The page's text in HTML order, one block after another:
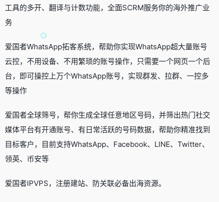
工具的多开、翻译与计数功能，全面SCRM服务你的海外推广业
务
爱国者WhatsApp拓客系统，帮助你实现WhatsApp超大量账号
云控，不用设备、不用繁琐的账号操作，只需要一个网页一个后
台，即可操控上万个WhatsApp账号，实现群发、拉群、一控多
等操作
爱国者全球筛号，帮你生成全球任意地区号码，并筛出热门社交
媒体平台有开通账号、有日常活跃的号码数据，帮助你精准找到
目标客户，目前支持WhatsApp、Facebook、LINE、Twitter、
领英、币安等
爱国者IPVPS，注册建站、防关联必备出海资源。